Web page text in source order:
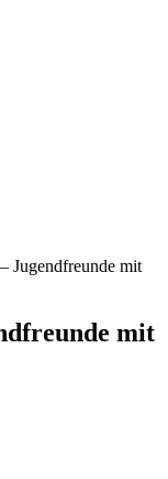
Jugendfreunde mit
mit